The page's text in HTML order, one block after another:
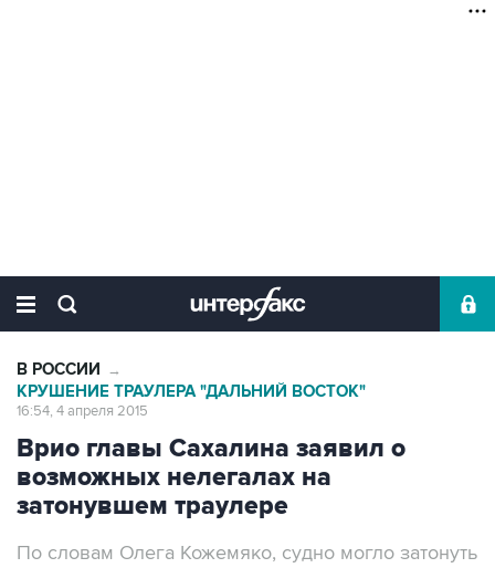
В РОССИИ →
КРУШЕНИЕ ТРАУЛЕРА "ДАЛЬНИЙ ВОСТОК"
16:54, 4 апреля 2015
Врио главы Сахалина заявил о
возможных нелегалах на
затонувшем траулере
По словам Олега Кожемяко, судно могло затонуть